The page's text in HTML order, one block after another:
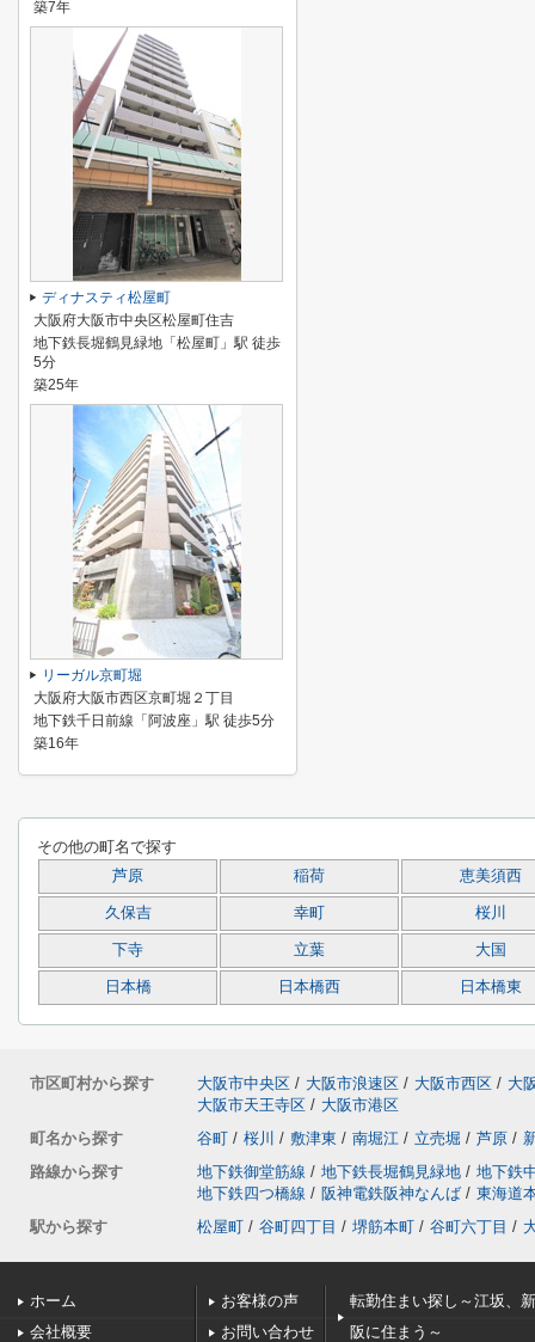
築7年
ディナスティ松屋町
大阪府大阪市中央区松屋町住吉
地下鉄長堀鶴見緑地「松屋町」駅 徒歩
5分
築25年
リーガル京町堀
大阪府大阪市西区京町堀２丁目
地下鉄千日前線「阿波座」駅 徒歩5分
築16年
その他の町名で探す
芦原 稲荷 恵美須西
久保吉 幸町 桜川
下寺 立葉 大国
日本橋 日本橋西 日本橋東
市区町村から探す 大阪市中央区 / 大阪市浪速区 / 大阪市西区 / 大
大阪市天王寺区 / 大阪市港区
町名から探す
谷町 / 桜川 / 敷津東 / 南堀江 / 立売堀 / 芦原 /
路線から探す
地下鉄御堂筋線 / 地下鉄長堀鶴見緑地 / 地下鉄
地下鉄四つ橋線 / 阪神電鉄阪神なんば / 東海道
駅から探す
松屋町 / 谷町四丁目 / 堺筋本町 / 谷町六丁目 /
ホーム
会社概要
お客様の声
お問い合わせ
転勤住まい探し～江坂、
阪に住まう～